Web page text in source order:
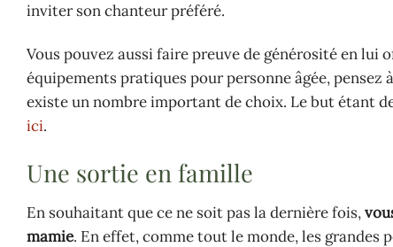
inviter son chanteur préféré.
Vous pouvez aussi faire preuve de générosité en lui
équipements pratiques pour personne âgée,
existe un nombre important de choix. Le but étant
ici.
Une sortie en famille
En souhaitant que ce ne soit pas la dernière fois,
mamie. En effet, comme tout le monde, les grandes